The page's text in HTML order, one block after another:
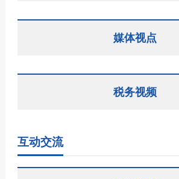
媒体视点
税务视频
互动交流